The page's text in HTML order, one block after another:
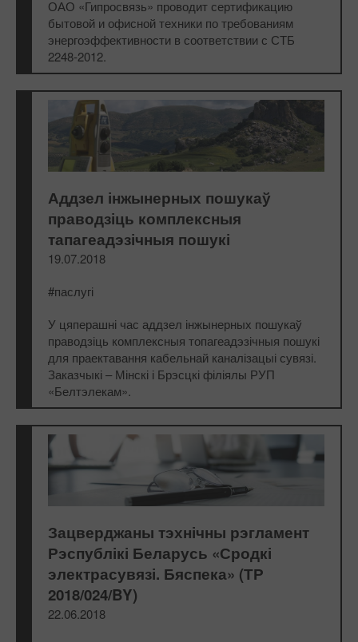
ОАО «Гипросвязь» проводит сертификацию
бытовой и офисной техники по требованиям
энергоэффективности в соответствии с СТБ
2248-2012.
Аддзел інжынерных пошукаў
праводзіць комплексныя
тапагеадэзічныя пошукі
19.07.2018
#паслугі
У цяперашні час аддзел інжынерных пошукаў
праводзіць комплексныя топагеадэзічныя пошукі
для праектавання кабельнай каналізацыі сувязі.
Заказчыкі – Мінскі і Брэсцкі філіялы РУП
«Белтэлекам».
Зацверджаны тэхнічны рэгламент
Рэспублікі Беларусь «Сродкі
электрасувязі. Бяспека» (ТР
2018/024/BY)
22.06.2018